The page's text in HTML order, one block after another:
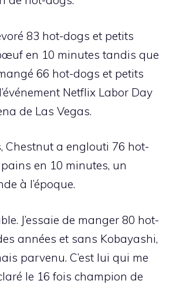
83 hot-dogs et petits
en 10 minutes tandis que
66 hot-dogs et petits
Netflix Labor Day
de Las Vegas.
Chestnut a englouti 76 hot-
en 10 minutes, un
à l’époque.
J’essaie de manger 80 hot-
années et sans Kobayashi,
parvenu. C’est lui qui me
le 16 fois champion de